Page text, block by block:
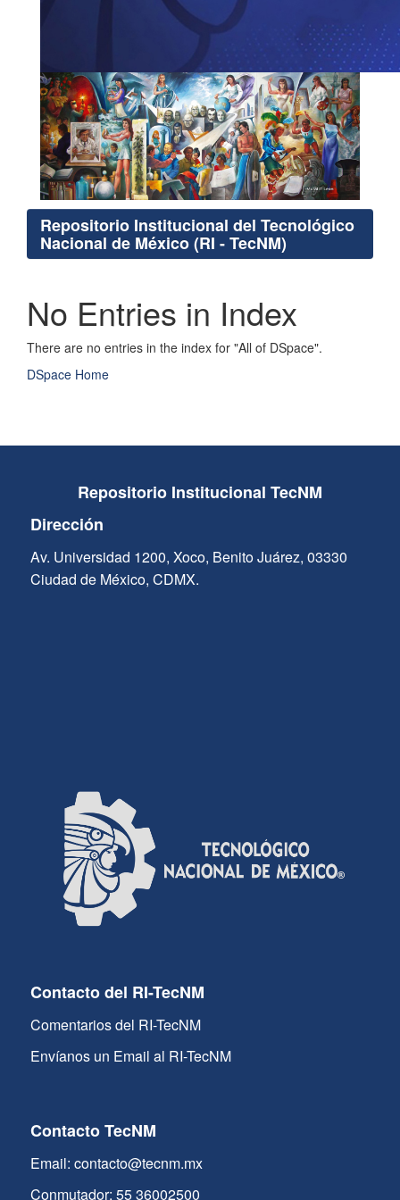
Repositorio Institucional del Tecnológico
Nacional de México (RI - TecNM)
No Entries in Index
There are no entries in the index for "All of DSpace".
DSpace Home
Repositorio Institucional TecNM
Dirección
Av. Universidad 1200, Xoco, Benito Juárez, 03330
Ciudad de México, CDMX.
Contacto del RI-TecNM
Comentarios del RI-TecNM
Envíanos un Email al RI-TecNM
Contacto TecNM
Email: contacto@tecnm.mx
Conmutador: 55 36002500